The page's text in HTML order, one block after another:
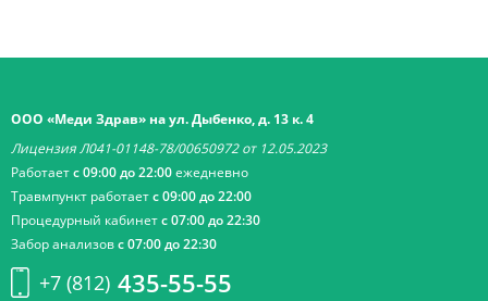
ООО «Меди Здрав» на ул. Дыбенко, д. 13 к. 4
Лицензия Л041-01148-78/00650972 от 12.05.2023
Работаетс 09:00 до 22:00ежедневно
Травмпункт работаетс 09:00 до 22:00
Процедурный кабинетс 07:00 до 22:30
Забор анализовс 07:00 до 22:30
+7 (812) 435-55-55